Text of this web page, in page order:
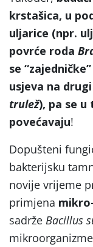
krstašica, u
uljarice (npr.
povrće roda
se
usjeva na
trulež), pa se
povećavaju!
Dopušteni
bakterijsku
novije vrijeme
primjena
sadrže Bacillus